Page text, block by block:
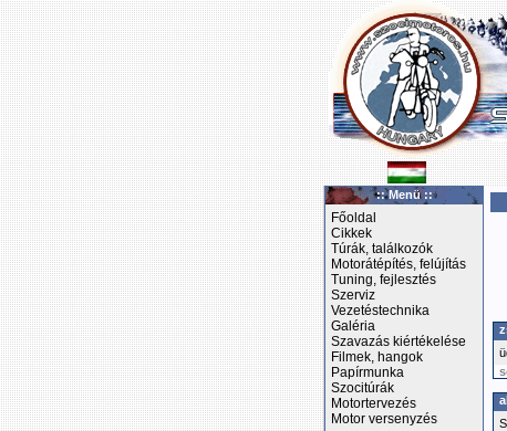
:: Menü ::
Főoldal
Cikkek
Túrák, találkozók
Motorátépítés, felújítás
Tuning, fejlesztés
Szerviz
Vezetéstechnika
Galéria
Szavazás kiértékelése
Filmek, hangok
Papírmunka
Szocitúrák
Motortervezés
Motor versenyzés